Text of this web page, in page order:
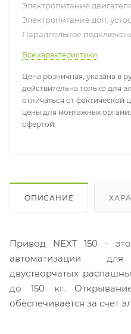
Электропитание
Электропитание доп.
Параллельное
Все характеристики
Цена розничная, указана в
действительна только для
отличаться от
цены для монтажных
офертой.
ОПИСАНИЕ
Привод NEXT 150 -
автоматизации
двустворчатых
до 150 кг.
обеспечивается за счет